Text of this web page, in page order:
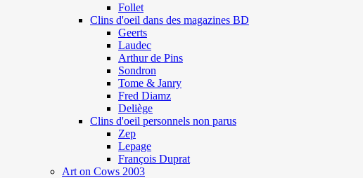
Follet
Clins d'oeil dans des magazines BD
Geerts
Laudec
Arthur de Pins
Sondron
Tome & Janry
Fred Diamz
Deliège
Clins d'oeil personnels non parus
Zep
Lepage
François Duprat
Art on Cows 2003